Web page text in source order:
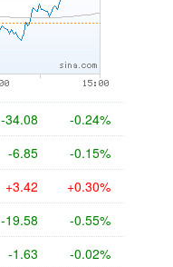
-34.08 -0.24%
-6.85 -0.15%
+3.42 +0.30%
-19.58 -0.55%
-1.63 -0.02%